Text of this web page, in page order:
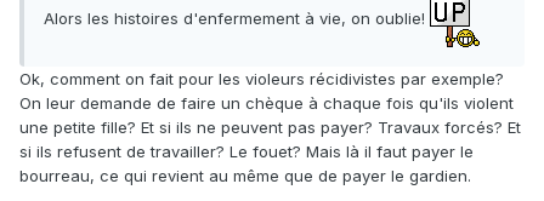
Alors les histoires d'enfermement à vie, on oublie!
Ok, comment on fait pour les violeurs récidivistes par exemple?
On leur demande de faire un chèque à chaque fois qu'ils violent
une petite fille? Et si ils ne peuvent pas payer? Travaux forcés? Et
si ils refusent de travailler? Le fouet? Mais là il faut payer le
bourreau, ce qui revient au même que de payer le gardien.